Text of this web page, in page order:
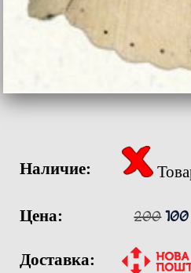
Наличие:
Цена: 200
Доставка: